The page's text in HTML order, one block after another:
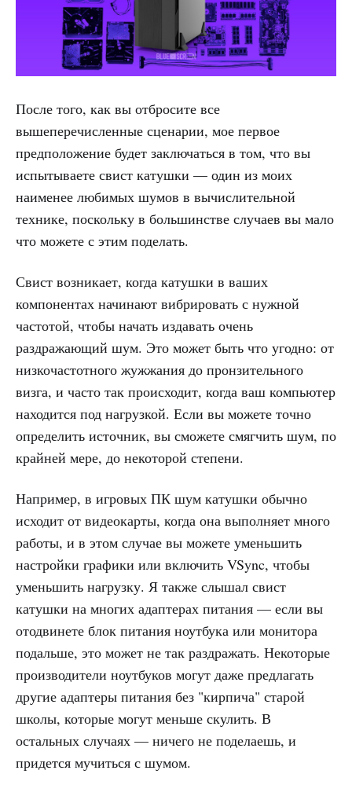
После того, как вы отбросите все
вышеперечисленные сценарии, мое первое
предположение будет заключаться в том, что вы
испытываете свист катушки — один из моих
наименее любимых шумов в вычислительной
технике, поскольку в большинстве случаев вы мало
что можете с этим поделать.
Свист возникает, когда катушки в ваших
компонентах начинают вибрировать с нужной
частотой, чтобы начать издавать очень
раздражающий шум. Это может быть что угодно: от
низкочастотного жужжания до пронзительного
визга, и часто так происходит, когда ваш компьютер
находится под нагрузкой. Если вы можете точно
определить источник, вы сможете смягчить шум, по
крайней мере, до некоторой степени.
Например, в игровых ПК шум катушки обычно
исходит от видеокарты, когда она выполняет много
работы, и в этом случае вы можете уменьшить
настройки графики или включить VSync, чтобы
уменьшить нагрузку. Я также слышал свист
катушки на многих адаптерах питания — если вы
отодвинете блок питания ноутбука или монитора
подальше, это может не так раздражать. Некоторые
производители ноутбуков могут даже предлагать
другие адаптеры питания без "кирпича" старой
школы, которые могут меньше скулить. В
остальных случаях — ничего не поделаешь, и
придется мучиться с шумом.